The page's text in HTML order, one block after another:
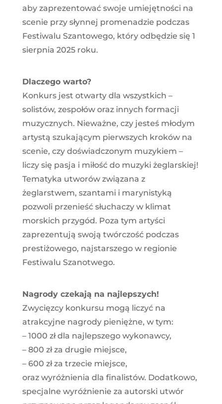
aby zaprezentować swoje umiejętności na
scenie przy słynnej promenadzie podczas
Festiwalu Szantowego, który odbędzie się 1
sierpnia 2025 roku.
Dlaczego warto?
Konkurs jest otwarty dla wszystkich –
solistów, zespołów oraz innych formacji
muzycznych. Nieważne, czy jesteś młodym
artystą szukającym pierwszych kroków na
scenie, czy doświadczonym muzykiem –
liczy się pasja i miłość do muzyki żeglarskiej!
Tematyka utworów związana z
żeglarstwem, szantami i marynistyką
pozwoli przenieść słuchaczy w klimat
morskich przygód. Poza tym artyści
zaprezentują swoją twórczość podczas
prestiżowego, najstarszego w regionie
Festiwalu Szanotwego.
Nagrody czekają na najlepszych!
Zwycięzcy konkursu mogą liczyć na
atrakcyjne nagrody pieniężne, w tym:
– 1000 zł dla najlepszego wykonawcy,
– 800 zł za drugie miejsce,
– 600 zł za trzecie miejsce,
oraz wyróżnienia dla finalistów. Dodatkowo,
specjalne wyróżnienie za autorski utwór